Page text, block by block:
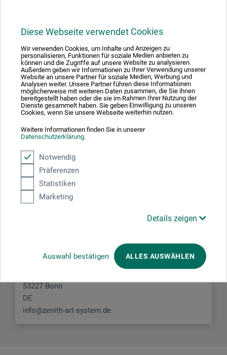
Diese Webseite verwendet Cookies
Wir verwenden Cookies, um Inhalte und Anzeigen zu
personalisieren, Funktionen für soziale Medien anbieten zu
können und die Zugriffe auf unsere Website zu analysieren.
Außerdem geben wir Informationen zu Ihrer Verwendung unserer
Website an unsere Partner für soziale Medien, Werbung und
Analysen weiter. Unsere Partner führen diese Informationen
möglicherweise mit weiteren Daten zusammen, die Sie ihnen
bereitgestellt haben oder die sie im Rahmen Ihrer Nutzung der
Dienste gesammelt haben. Sie geben Einwilligung zu unseren
Cookies, wenn Sie unsere Webseite weiterhin nutzen.
Weitere Informationen finden Sie in unserer
Datenschutzerklärung.
Notwendig
Präferenzen
Statistiken
Marketing
Details zeigen
Auswahl bestätigen ALLES AUSWÄHLEN
Produktbewertungen (0)
Schreiben Sie die erste Bewertung zu diesem Produkt
JETZT PRODUKT BEWERTEN
Hersteller-Kontakt
Hier finden Sie die Kontaktdaten des Herstellers zu
Zenith Art System GmbH
53227 Bonn
DE
info@zenith-art-system.de